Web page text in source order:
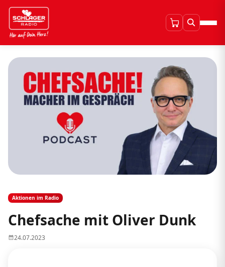
Aktionen im Radio
Chefsache mit Oliver Dunk
24.07.2023